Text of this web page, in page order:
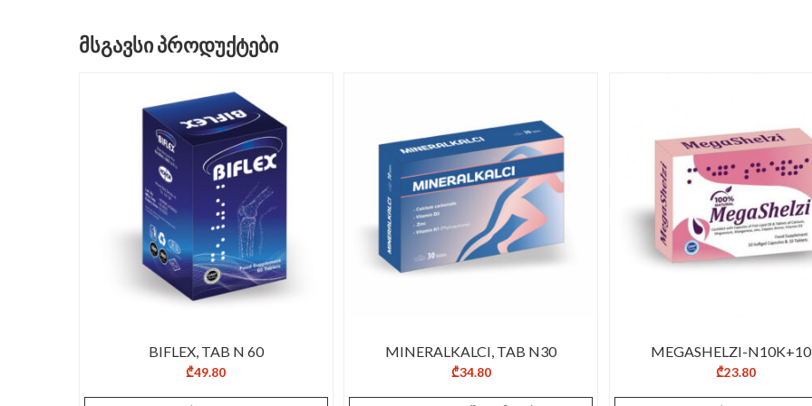
ᲛᲡᲒᲐᲕᲡᲘ ᲞᲠᲝᲓᲣᲥᲢᲔᲑᲘ
BIFLEX, TAB N 60
₾49.80
MINERALKALCI, TAB N30
₾34.80
MEGASHELZI-
₾23.80